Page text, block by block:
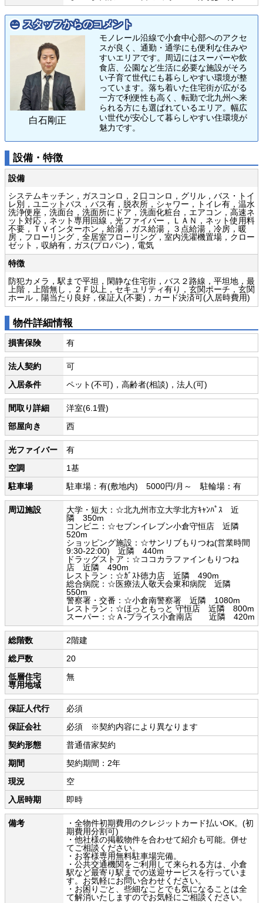
スタッフからのコメント
白石剛正
モノレール沿線で小倉中心部へのアクセ
スが良く、通勤・通学にも便利な住みや
すいエリアです。周辺にはスーパーや飲
食店、公園など生活に必要な施設がそろ
い子育て世代にも暮らしやすい環境が整
っています。落ち着いた住宅街が広がる
一方で利便性も高く、転勤で北九州へ来
られる方にも選ばれているエリア。幅広
い世代が安心して暮らしやすい住環境が
魅力です。
設備・特徴
設備
システムキッチン，ガスコンロ，２口コンロ，グリル，バス・トイ
レ別，ユニットバス，バス有，脱衣所，シャワー，トイレ有，温水
洗浄便座，洗面台，洗面所にドア，洗面化粧台，エアコン，高速ネ
ット対応，ネット専用回線，光ファイバー，ＬＡＮ，ネット使用料
不要，ＴＶインターホン，給湯，ガス給湯，３点給湯，冷房，暖
房，フローリング，全居室フローリング，室内洗濯機置場，クロー
ゼット，収納有，ガス(プロパン)，電気
特徴
防犯カメラ，駅まで平坦，閑静な住宅街，バス２路線，平坦地，最
上階，上階無し，２Ｆ以上，セキュリティ有り，玄関ポーチ，玄関
ホール，陽当たり良好，保証人(不要)，カード決済可(入居時費用)
物件詳細情報
損害保険 有
法人契約
可
入居条件
ペット(不可)，高齢者(相談)，法人(可)
間取り詳細
洋室(6.1畳)
部屋向き
西
光ファイバー
有
空調
1基
駐車場
駐車場：有(敷地内) 5000円/月～ 駐輪場：有
周辺施設
大学・短大：☆北九州市立大学北方ｷｬﾝﾊﾟｽ 近
隣 350m
コンビニ：☆セブンイレブン小倉守恒店 近隣
520m
ショッピング施設：☆サンリブもりつね(営業時間
9:30-22:00) 近隣 440m
ドラッグストア：☆ココカラファインもりつね
店 近隣 490m
レストラン：☆ｶﾞｽﾄ徳力店 近隣 490m
総合病院：☆医療法人敬天会東和病院 近隣
550m
警察署・交番：☆小倉南警察署 近隣 1080m
レストラン：☆ほっともっと 守恒店 近隣 800m
スーパー：☆Ａ-プライス小倉南店 近隣 420m
総階数
2階建
総戸数
20
低層住宅
専用地域
無
保証人代行
必須
保証会社
必須 ※契約内容により異なります
契約形態
普通借家契約
期間
契約期間：2年
現況
空
入居時期
即時
備考
・全物件初期費用のクレジットカード払いOK。(初
期費用分割可)
・他社様の掲載物件を合わせて紹介も可能。併せ
てご相談ください。
・お客様専用無料駐車場完備。
・公共交通機関をご利用して来られる方は、小倉
駅など最寄り駅までの送迎サービスを行っていま
す。お気軽にお問い合わせください。
・お困りごと、些細なことでも気になることは全
て解消いたしますのでお気軽にご相談ください。